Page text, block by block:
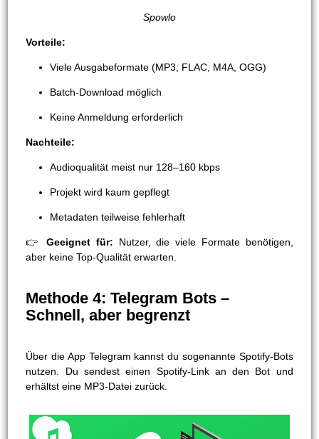
Spowlo
Vorteile:
Viele Ausgabeformate (MP3, FLAC, M4A, OGG)
Batch-Download möglich
Keine Anmeldung erforderlich
Nachteile:
Audioqualität meist nur 128–160 kbps
Projekt wird kaum gepflegt
Metadaten teilweise fehlerhaft
👉 Geeignet für: Nutzer, die viele Formate benötigen,
aber keine Top-Qualität erwarten.
Methode 4: Telegram Bots –
Schnell, aber begrenzt
Über die App Telegram kannst du sogenannte Spotify-Bots
nutzen. Du sendest einen Spotify-Link an den Bot und
erhältst eine MP3-Datei zurück.